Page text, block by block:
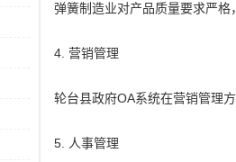
弹簧制造业对产品质量要求严
4. 营销管理
轮台县政府OA系统在营销管理
5. 人事管理